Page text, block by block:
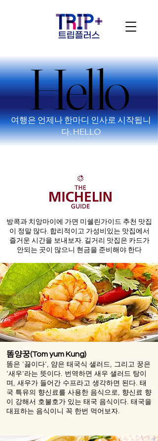
Hello
Hello
여행은 언제나 한마디 인사로 시작됩니
다. HELLO
방콕과 치앙마이에 가면 미쉘린가이드 추천 맛집
이 정말 많다. 합리적이고 가성비있는 맛집에서
즐거운 시간을 보내보자.​ 길거리 맛집은 카드가
안되는 곳이 많으니 현금을 준비해야 한다
똠양꿍(Tom yum Kung)
똠은 '끓이다', 얌은 태국식 샐러드, 그리고 꿍은
'새우'라는 뜻이다. 번역하면 새우 샐러드 탕이
며, 새우가 들어간 수프라고 생각하면 된다. 태
국 특유의 향신료를 사용한 음식으로
, 향신료 향
이 강해서 호불호가 있는 태국 음식이다. 태국을
대표하는 음식이니 꼭 한번 먹어보자.